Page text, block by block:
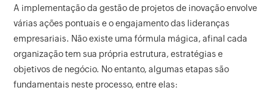
A implementação da gestão de projetos de inovação envolve
várias ações pontuais e o engajamento das lideranças
empresariais. Não existe uma fórmula mágica, afinal cada
organização tem sua própria estrutura, estratégias e
objetivos de negócio. No entanto, algumas etapas são
fundamentais neste processo, entre elas: